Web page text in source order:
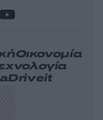
Οικονομία
Driveit